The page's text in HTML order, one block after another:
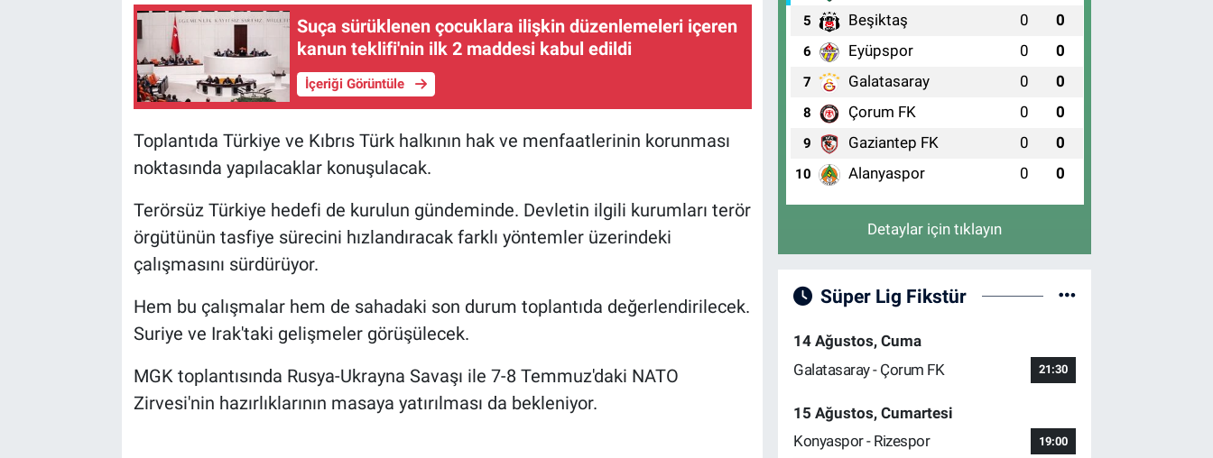
Suça sürüklenen çocuklara ilişkin düzenlemeleri içeren
kanun teklifi'nin ilk 2 maddesi kabul edildi
İçeriği Görüntüle
Toplantıda Türkiye ve Kıbrıs Türk halkının hak ve menfaatlerinin korunması
noktasında yapılacaklar konuşulacak.
Terörsüz Türkiye hedefi de kurulun gündeminde. Devletin ilgili kurumları terör
örgütünün tasfiye sürecini hızlandıracak farklı yöntemler üzerindeki
çalışmasını sürdürüyor.
Hem bu çalışmalar hem de sahadaki son durum toplantıda değerlendirilecek.
Suriye ve Irak'taki gelişmeler görüşülecek.
MGK toplantısında Rusya-Ukrayna Savaşı ile 7-8 Temmuz'daki NATO
Zirvesi'nin hazırlıklarının masaya yatırılması da bekleniyor.
5 Beşiktaş 0 0
6 Eyüpspor 0 0
7 Galatasaray 0 0
8 Çorum FK 0 0
9 Gaziantep FK 0 0
10 Alanyaspor 0 0
Detaylar için tıklayın
Süper Lig Fikstür
14 Ağustos, Cuma
Galatasaray - Çorum FK
21:30
15 Ağustos, Cumartesi
Konyaspor - Rizespor
19:00